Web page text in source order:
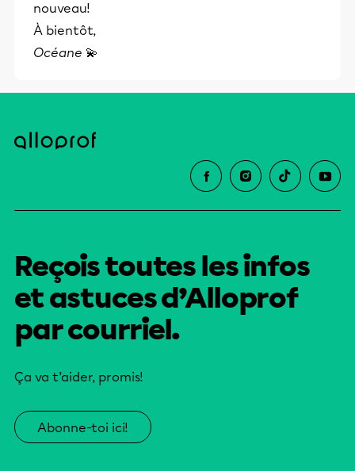
nouveau!
À bientôt,
Océane 💫
Reçois toutes les infos
et astuces d’Alloprof
par courriel.
Ça va t’aider, promis!
Abonne-toi ici!